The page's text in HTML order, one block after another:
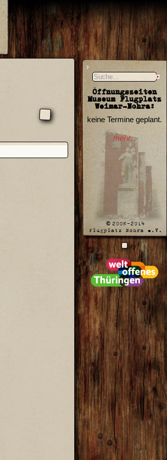
Öffnungszeiten
Museum Flugplatz
Weimar-Nohra:
keine Termine geplant.
mehr...